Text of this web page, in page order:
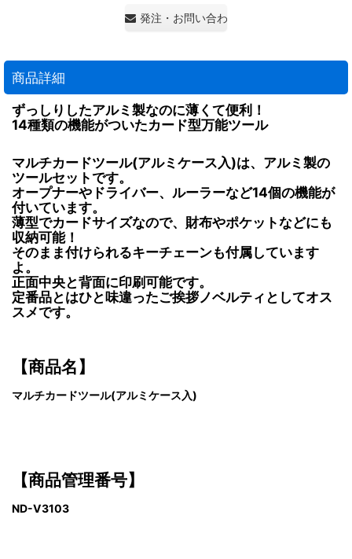
発注・お問い合わせ・見積もり依頼
商品詳細
ずっしりしたアルミ製なのに薄くて便利！
14種類の機能がついたカード型万能ツール
マルチカードツール(アルミケース入)は、アルミ製の
ツールセットです。
オープナーやドライバー、ルーラーなど14個の機能が
付いています。
薄型でカードサイズなので、財布やポケットなどにも
収納可能！
そのまま付けられるキーチェーンも付属しています
よ。
正面中央と背面に印刷可能です。
定番品とはひと味違ったご挨拶ノベルティとしてオス
スメです。
【商品名】
マルチカードツール(アルミケース入)
【商品管理番号】
ND-V3103